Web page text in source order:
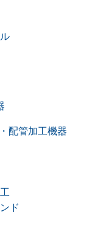
配管加工機器
ド